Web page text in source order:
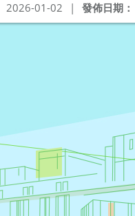
發佈日期：
2026-01-02 |